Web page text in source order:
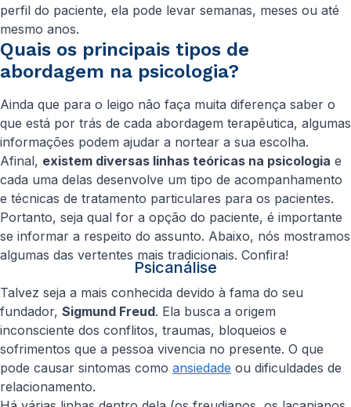
perfil do paciente, ela pode levar semanas, meses ou até
mesmo anos.
Quais os principais tipos de
abordagem na psicologia?
Ainda que para o leigo não faça muita diferença saber o
que está por trás de cada abordagem terapêutica, algumas
informações podem ajudar a nortear a sua escolha.
Afinal, existem diversas linhas teóricas na psicologia e
cada uma delas desenvolve um tipo de acompanhamento
e técnicas de tratamento particulares para os pacientes.
Portanto, seja qual for a opção do paciente, é importante
se informar a respeito do assunto. Abaixo, nós mostramos
algumas das vertentes mais tradicionais. Confira!
Psicanálise
Talvez seja a mais conhecida devido à fama do seu
fundador, Sigmund Freud. Ela busca a origem
inconsciente dos conflitos, traumas, bloqueios e
sofrimentos que a pessoa vivencia no presente. O que
pode causar sintomas como ansiedade ou dificuldades de
relacionamento.